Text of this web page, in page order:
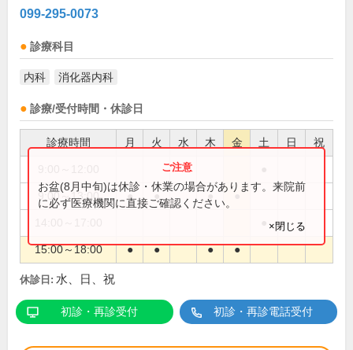
099-295-0073
診療科目
内科 消化器内科
診療/受付時間・休診日
診療時間 月 火 水 木 金 土 日 祝
9:00～13:00 ● ● ● ●
15:00～18:00 ● ● ● ●
お盆(8月中旬)は休診・休業の場合があります。来院前
に必ず医療機関に直接ご確認ください。
×閉じる
休診日: 水、日、祝
初診・再診受付 初診・再診電話受付